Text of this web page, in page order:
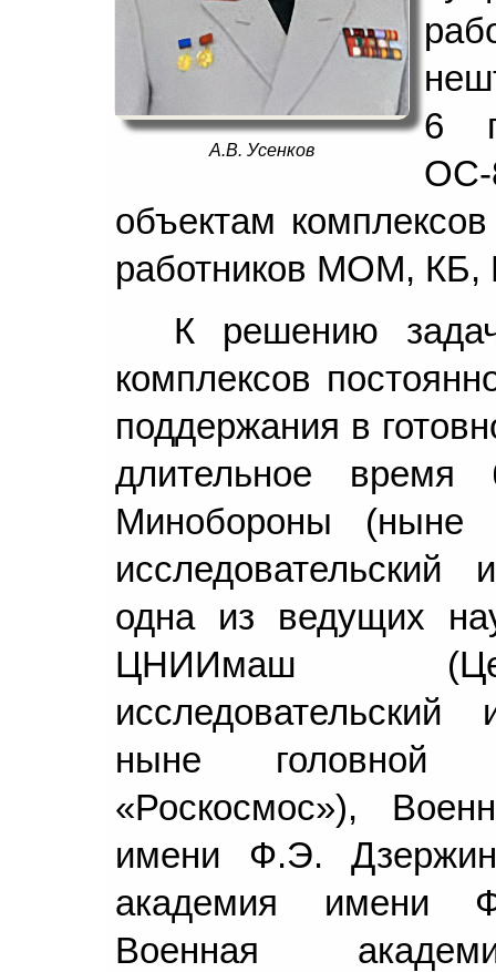
А.В. Усенков
6
объектам
работников МОМ, КБ,
К решению
комплексов
поддержания в
длительное
Минобороны (ныне
одна из ведущих
ЦНИИмаш
исследовательский
ныне головной
«Роскосмос»),
имени Ф.Э.
академия имени
Военная